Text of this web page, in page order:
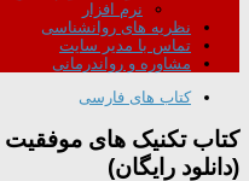
نرم افزار
نظریه های روانشناسی
تماس با مدیر سایت
مشاوره و رواندرمانی
کتاب های فارسی
کتاب تکنیک های
(دانلود رایگان)